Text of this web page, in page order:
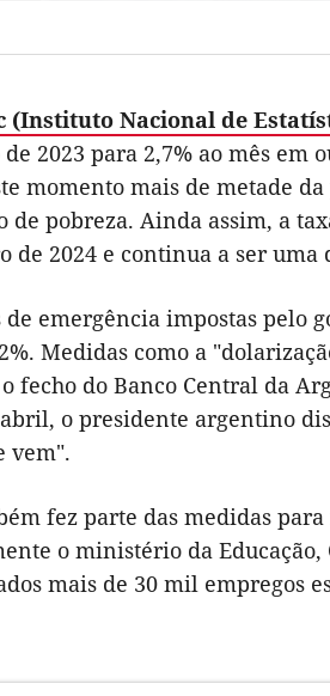
(Instituto Nacional de
2023 para 2,7% ao mês
momento mais de metade
de pobreza. Ainda assim, a
de 2024 e continua a ser
de emergência impostas
Medidas como a
fecho do Banco Central da
o presidente argentino
vem".
fez parte das medidas
o ministério da
mais de 30 mil empregos